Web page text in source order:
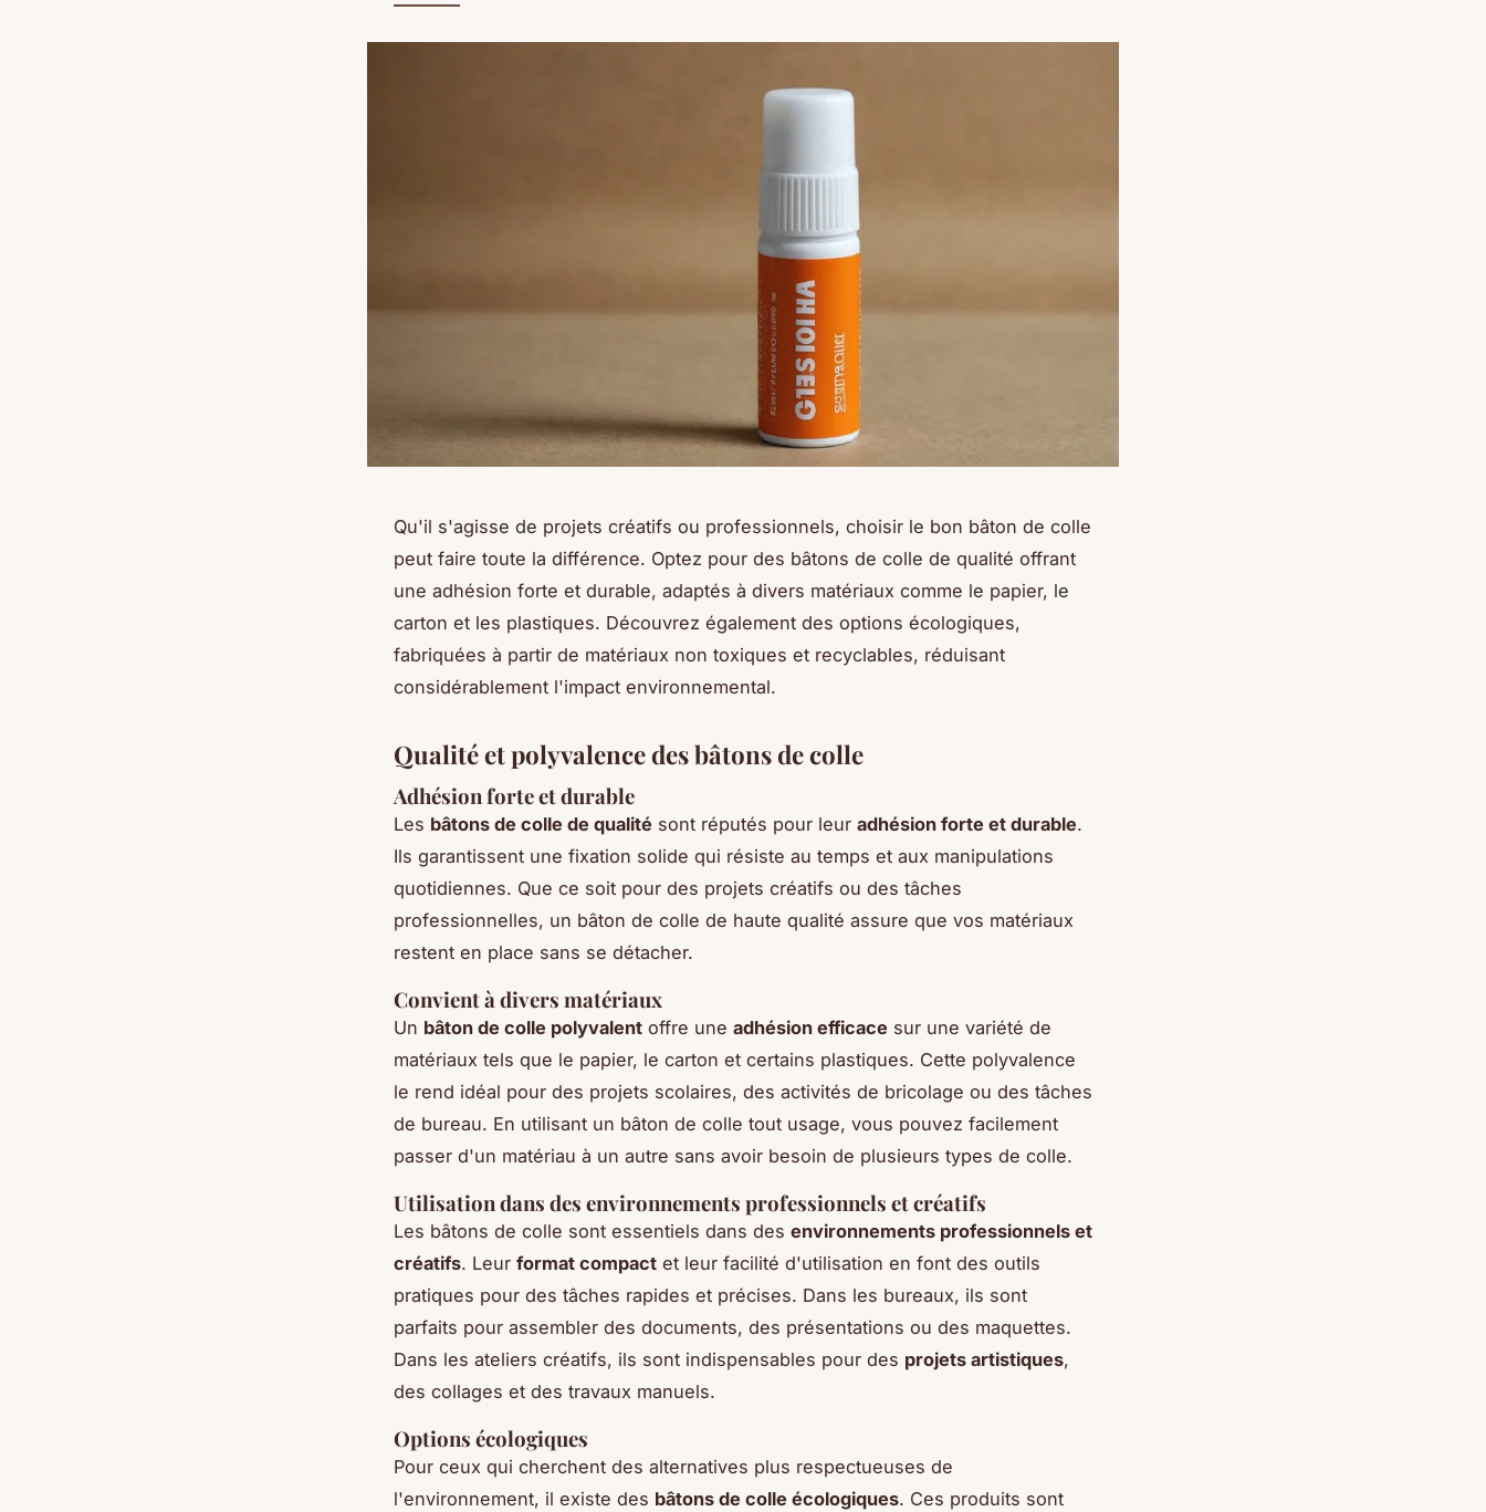
Qu'il s'agisse de projets créatifs ou professionnels, choisir le bon bâton de colle
peut faire toute la différence. Optez pour des bâtons de colle de qualité offrant
une adhésion forte et durable, adaptés à divers matériaux comme le papier, le
carton et les plastiques. Découvrez également des options écologiques,
fabriquées à partir de matériaux non toxiques et recyclables, réduisant
considérablement l'impact environnemental.
Qualité et polyvalence des bâtons de colle
Adhésion forte et durable
Les bâtons de colle de qualité sont réputés pour leur adhésion forte et durable.
Ils garantissent une fixation solide qui résiste au temps et aux manipulations
quotidiennes. Que ce soit pour des projets créatifs ou des tâches
professionnelles, un bâton de colle de haute qualité assure que vos matériaux
restent en place sans se détacher.
Convient à divers matériaux
Un bâton de colle polyvalent offre une adhésion efficace sur une variété de
matériaux tels que le papier, le carton et certains plastiques. Cette polyvalence
le rend idéal pour des projets scolaires, des activités de bricolage ou des tâches
de bureau. En utilisant un bâton de colle tout usage, vous pouvez facilement
passer d'un matériau à un autre sans avoir besoin de plusieurs types de colle.
Utilisation dans des environnements professionnels et créatifs
Les bâtons de colle sont essentiels dans des environnements professionnels et
créatifs. Leur format compact et leur facilité d'utilisation en font des outils
pratiques pour des tâches rapides et précises. Dans les bureaux, ils sont
parfaits pour assembler des documents, des présentations ou des maquettes.
Dans les ateliers créatifs, ils sont indispensables pour des projets artistiques,
des collages et des travaux manuels.
Options écologiques
Pour ceux qui cherchent des alternatives plus respectueuses de
l'environnement, il existe des bâtons de colle écologiques. Ces produits sont